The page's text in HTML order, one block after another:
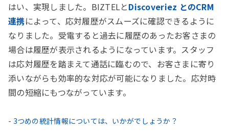
はい、実現しました。BIZTELとDiscoveriez とのCRM
連携によって、応対履歴がスムーズに確認できるように
なりました。受電すると過去に履歴のあったお客さまの
場合は履歴が表示されるようになっています。スタッフ
は応対履歴を踏まえて通話に臨むので、お客さまに寄り
添いながらも効率的な対応が可能になりました。応対時
間の短縮にもつながっています。
- 3つめの統計情報については、いかがでしょうか？